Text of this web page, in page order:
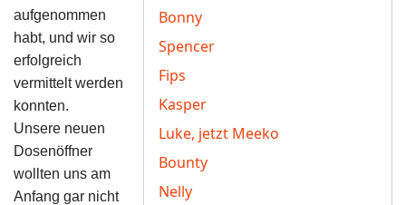
Bonny
Spencer
Fips
Kasper
Luke, jetzt Meeko
Bounty
Nelly
aufgenommen
habt, und wir so
erfolgreich
vermittelt werden
konnten.
Unsere neuen
Dosenöffner
wollten uns am
Anfang gar nicht